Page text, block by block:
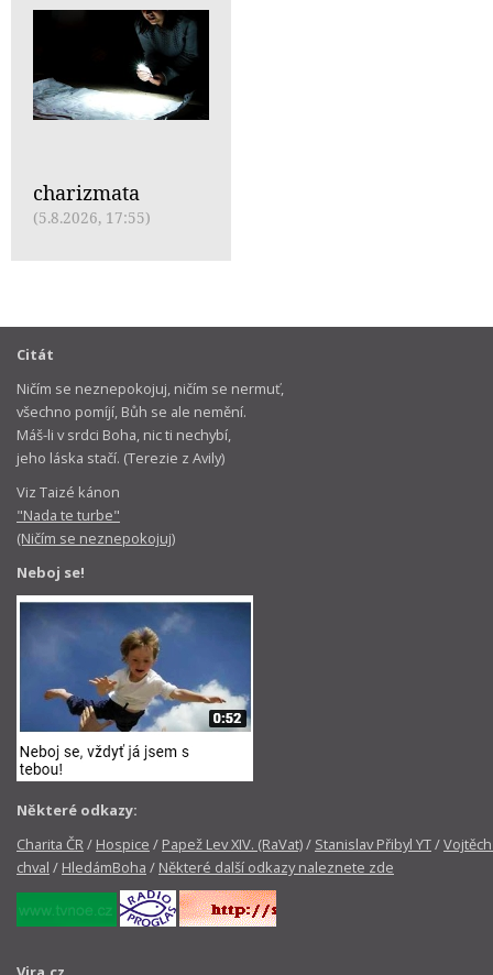
charizmata
(5.8.2026, 17:55)
Citát
Ničím se neznepokojuj, ničím se nermuť,
všechno pomíjí, Bůh se ale nemění.
Máš-li v srdci Boha, nic ti nechybí,
jeho láska stačí. (Terezie z Avily)
Viz Taizé kánon
"Nada te turbe"
(Ničím se neznepokojuj)
Neboj se!
Některé odkazy:
Charita ČR/ Hospice / Papež Lev XIV. (RaVat)/ Stanislav Přibyl YT/
chval / HledámBoha / Některé další odkazy naleznete zde